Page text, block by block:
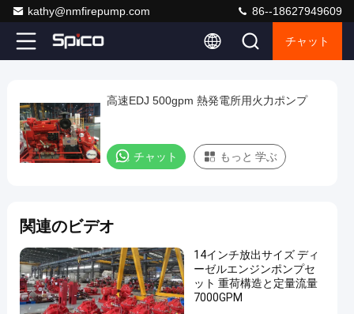
kathy@nmfirepump.com 86--18627949609
チャット
Video
Time
0:00/0:00
Loaded:
Auto
高
速
EDJ
発
電
所
用
火
高速EDJ 500gpm 熱発電所用火力ポンプ
チャット もっと 学ぶ
関連のビデオ
14インチ放出サイズ ディ
ーゼルエンジンポンプセ
ット 重荷構造と定量流量
7000GPM